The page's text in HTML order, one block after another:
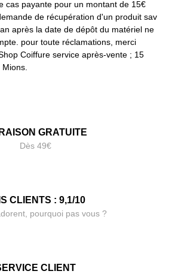
cas payante pour un montant de 15€
de récupération d'un produit sav
après la date de dépôt du matériel ne
pour toute réclamations, merci
Coiffure service après-vente ; 15
GRATUITE
Dès 49€
CLIENTS : 9,1/10
pourquoi pas vous ?
CLIENT